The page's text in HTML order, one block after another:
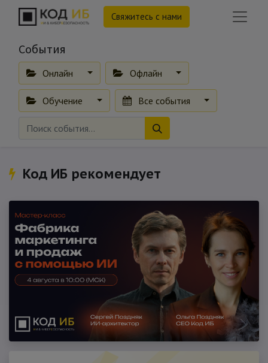
Свяжитесь с нами
События
Онлайн Офлайн
Обучение Все события
Код ИБ рекомендует